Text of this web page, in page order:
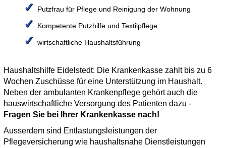
✓ Putzfrau für Pflege und Reinigung der Wohnung
✓ Kompetente Putzhilfe und Textilpflege
✓wirtschaftliche Haushaltsführung
Haushaltshilfe Eidelstedt: Die Krankenkasse zahlt bis zu 6
Wochen Zuschüsse für eine Unterstützung im Haushalt.
Neben der ambulanten Krankenpflege gehört auch die
hauswirtschaftliche Versorgung des Patienten dazu -
Fragen Sie bei Ihrer Krankenkasse nach!
Ausserdem sind Entlastungsleistungen der
Pflegeversicherung wie haushaltsnahe Dienstleistungen